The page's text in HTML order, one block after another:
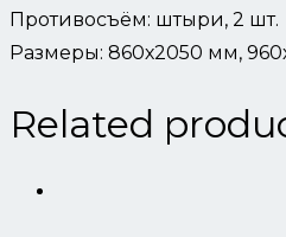
Противосъём: штыри, 2 шт.
Размеры: 860х2050 мм,
Related